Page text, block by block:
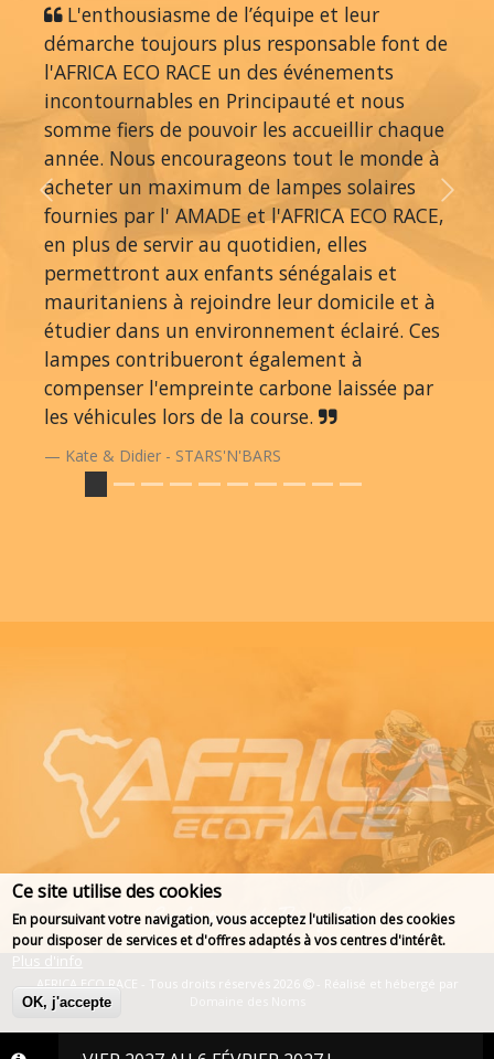
Deprecated function: str_replace(): Passing null to parameter
of type array|string is deprecated in
Drupal\taxonomy\Plugin\views\argument_validator\TermName-
>validateArgument()
L'enthousiasme de l’équipe et leur
démarche toujours plus responsable font de
l'AFRICA ECO RACE un des événements
incontournables en Principauté et nous
somme fiers de pouvoir les accueillir chaque
année. Nous encourageons tout le monde à
acheter un maximum de lampes solaires
fournies par l' AMADE et l'AFRICA ECO RACE,
en plus de servir au quotidien, elles
permettront aux enfants sénégalais et
mauritaniens à rejoindre leur domicile et à
étudier dans un environnement éclairé. Ces
lampes contribueront également à
compenser l'empreinte carbone laissée par
les véhicules lors de la course.
Kate & Didier - STARS'N'BARS
Previous Next
AFRICA ECO RACE - Tous droits réservés 2026
- Réalisé et hébergé par
Ce site utilise des cookies
En poursuivant votre navigation, vous acceptez l'utilisation des cookies
pour disposer de services et d'offres adaptés à vos centres d'intérêt.
Plus d'info
OK, j'accepte